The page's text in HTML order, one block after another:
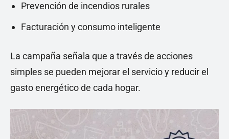
Prevención de incendios rurales
Facturación y consumo inteligente
La campaña señala que a través de acciones
simples se pueden mejorar el servicio y reducir el
gasto energético de cada hogar.